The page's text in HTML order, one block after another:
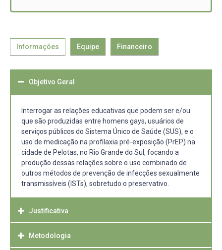
Informações Equipe Financeiro
Objetivo Geral
Interrogar as relações educativas que podem ser e/ou
que são produzidas entre homens gays, usuários de
serviços públicos do Sistema Único de Saúde (SUS), e o
uso de medicação na profilaxia pré-exposição (PrEP) na
cidade de Pelotas, no Rio Grande do Sul, focando a
produção dessas relações sobre o uso combinado de
outros métodos de prevenção de infecções sexualmente
transmissíveis (ISTs), sobretudo o preservativo.
Justificativa
A implementação do uso de PrEP nas políticas e serviços
Metodologia